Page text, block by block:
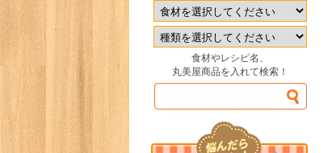
食材やレシピ名、
丸美屋商品を入れて検索！